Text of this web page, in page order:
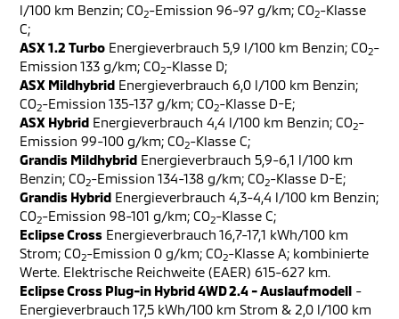
l/100 km Benzin; CO2-Emission 96-97 g/km; CO2-Klasse
C;
ASX 1.2 Turbo Energieverbrauch 5,9 l/100 km Benzin; CO2-
Emission 133 g/km; CO2-Klasse D;
ASX Mildhybrid Energieverbrauch 6,0 l/100 km Benzin;
CO2-Emission 135-137 g/km; CO2-Klasse D-E;
ASX Hybrid Energieverbrauch 4,4 l/100 km Benzin; CO2-
Emission 99-100 g/km; CO2-Klasse C;
Grandis Mildhybrid Energieverbrauch 5,9-6,1 l/100 km
Benzin; CO2-Emission 134-138 g/km; CO2-Klasse D-E;
Grandis Hybrid Energieverbrauch 4,3-4,4 l/100 km Benzin;
CO2-Emission 98-101 g/km; CO2-Klasse C;
Eclipse Cross Energieverbrauch 16,7-17,1 kWh/100 km
Strom; CO2-Emission 0 g/km; CO2-Klasse A; kombinierte
Werte. Elektrische Reichweite (EAER) 615-627 km.
Eclipse Cross Plug-in Hybrid 4WD 2.4 - Auslaufmodell -
Energieverbrauch 17,5 kWh/100 km Strom & 2,0 l/100 km